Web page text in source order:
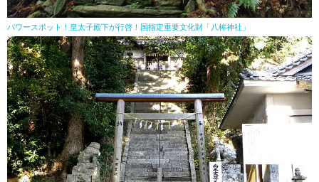
パワースポット！皇太子殿下が行啓！国指定重要文化財「八桙神社」